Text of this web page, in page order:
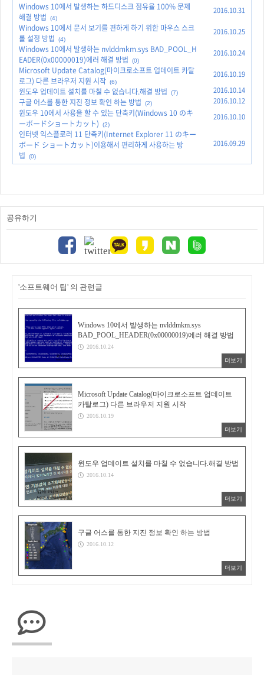
Windows 10에서 발생하는 하드디스크 점유율 100% 문제
해결 방법
(4)
2016.10.31
Windows 10에서 문서 보기를 편하게 하기 위한 마우스 스크
롤 설정 방법
(4)
2016.10.25
Windows 10에서 발생하는 nvlddmkm.sys BAD_POOL_H
EADER(0x00000019)에러 해결 방법
(0)
2016.10.24
Microsoft Update Catalog(마이크로소프트 업데이트 카탈
로그) 다른 브라우저 지원 시작 (6)
2016.10.19
윈도우 업데이트 설치를 마칠 수 없습니다.해결 방법 (7) 2016.10.14
구글 어스를 통한 지진 정보 확인 하는 방법 (2) 2016.10.12
윈도우 10에서 사용을 할 수 있는 단축키(Windows 10 のキ
ーボードショートカット)
(2)
2016.10.10
인터넷 익스플로러 11 단축키(Internet Explorer 11 のキー
ボード ショートカット)이용해서 편리하게 사용하는 방
법
(0)
2016.09.29
공유하기
'소프트웨어 팁' 의 관련글
Windows 10에서 발생하는 nvlddmkm.sys
BAD_POOL_HEADER(0x00000019)에러 해결 방법
2016.10.24
더보기
Microsoft Update Catalog(마이크로소프트 업데이트
카탈로그) 다른 브라우저 지원 시작
2016.10.19
더보기
윈도우 업데이트 설치를 마칠 수 없습니다.해결 방법
2016.10.14
더보기
구글 어스를 통한 지진 정보 확인 하는 방법
2016.10.12
더보기